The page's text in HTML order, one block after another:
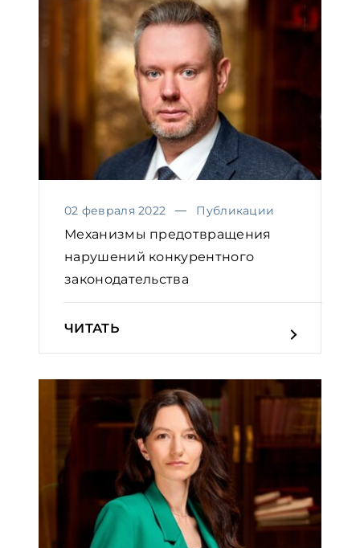
02 февраля 2022 Публикации
Механизмы предотвращения
нарушений конкурентного
законодательства
ЧИТАТЬ